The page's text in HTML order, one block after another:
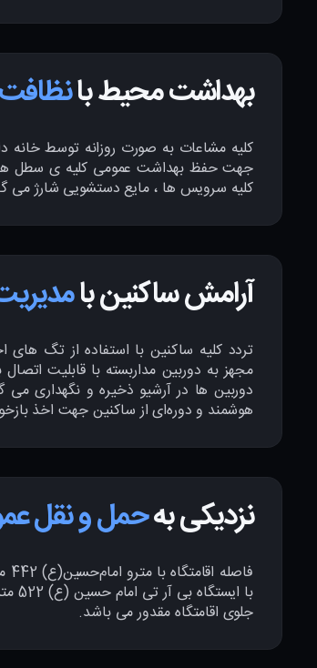
بهداشت محیط بانظافت
کلیه مشاعات به صورت روزانه توسط خانه
جهت حفظ بهداشت عمومی کلیه ی سطل های
کلیه سرویس ها ، مایع دستشویی شارژ می
آرامش ساکنین با
تردد کلیه ساکنین با استفاده از تگ
مجهز به دوربین مداربسته با قابلیت
دوربین ها در آرشیو ذخیره و نگهداری
هوشمند و دوره‌ای از ساکنین جهت اخذ
نزدیکی بهحمل و نقل
با
جلوی اقامتگاه مقدور می باشد.